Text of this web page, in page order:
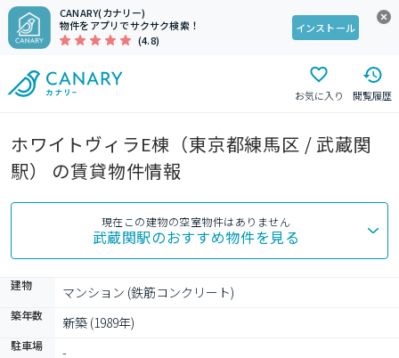
CANARY(カナリー)
物件をアプリでサクサク検索！
(4.8)
インストール
お気に入り 閲覧履歴
ホワイトヴィラE棟（東京都練馬区 / 武蔵関
駅） の賃貸物件情報
現在この建物の空室物件はありません
武蔵関駅のおすすめ物件を見る
建物 マンション (鉄筋コンクリート)
築年数 新築 (1989年)
駐車場 -